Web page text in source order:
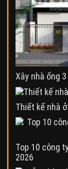
Xây nhà ống
Thiết kế nhà
Top 10 công
2026